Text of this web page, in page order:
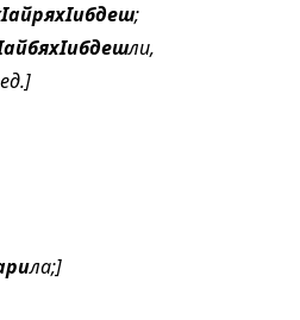
;
ли,
ла;]